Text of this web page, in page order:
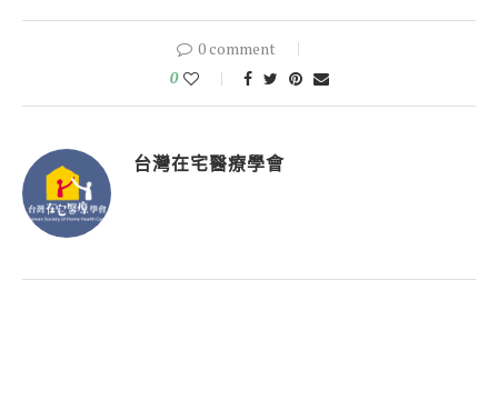
0 comment
0
台灣在宅醫療學會